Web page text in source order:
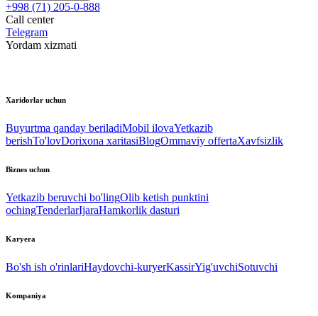
+998 (71) 205-0-888
Call center
Telegram
Yordam xizmati
Xaridorlar uchun
Buyurtma qanday beriladiMobil ilovaYetkazib
berishTo'lovDorixona xaritasiBlogOmmaviy offertaXavfsizlik
Biznes uchun
Yetkazib beruvchi bo'lingOlib ketish punktini
ochingTenderlarIjaraHamkorlik dasturi
Karyera
Bo'sh ish o'rinlariHaydovchi-kuryerKassirYig'uvchiSotuvchi
Kompaniya